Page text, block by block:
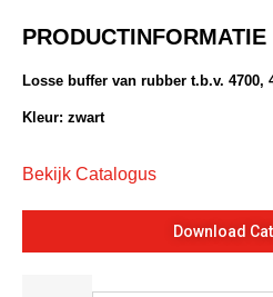
PRODUCTINFORMATIE
Losse buffer van rubber t.b.v. 4700,
Kleur: zwart
Bekijk Catalogus
Download